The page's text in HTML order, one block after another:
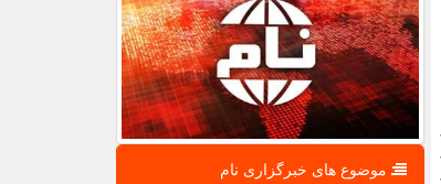
موضوع های خبرگزاری نام